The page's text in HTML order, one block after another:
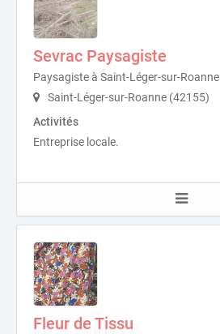
Sevrac Paysagiste
Paysagiste à Saint-Léger-sur-Roanne
Saint-Léger-sur-Roanne (42155)
Activités
Entreprise locale.
Fleur de Tissu